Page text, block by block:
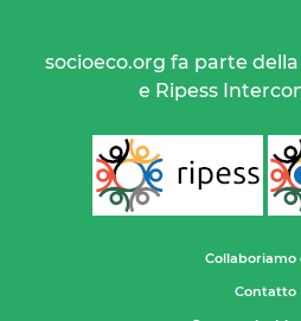
socioeco.org fa parte
e Ripess
Collaboriamo
Contatto